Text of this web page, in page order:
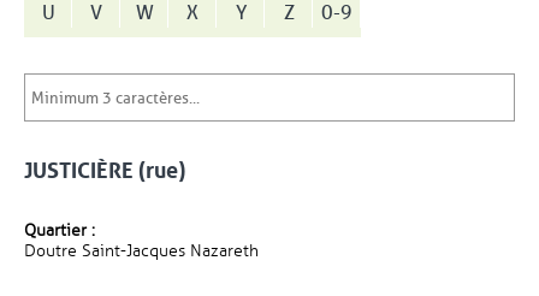
U
V W X Y Z 0-9
JUSTICIÈRE (rue)
Quartier :
Doutre Saint-Jacques Nazareth